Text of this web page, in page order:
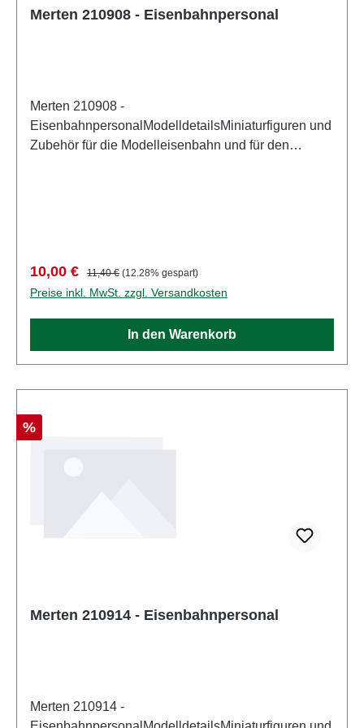
Merten 210908 - Eisenbahnpersonal
Merten 210908 -
EisenbahnpersonalModelldetailsMiniaturfiguren und
Zubehör für die Modelleisenbahn und für den
auf. Eigenschaften: Hersteller: MertenArtikelnummer:
2941Stückzahl: Set aus mehreren TeilenEAN:
4041032000220Produktart: FigurenSpur:
H0Maßstab: 1:87Altersempfehlung: ab 14 Jahren
Verkaufspreis:
10,00 € Regulärer Preis:
11,40 € (12.28% gespart)
Preise inkl. MwSt. zzgl. Versandkosten
In den Warenkorb
Rabatt
%
Merten 210914 - Eisenbahnpersonal
Merten 210914 -